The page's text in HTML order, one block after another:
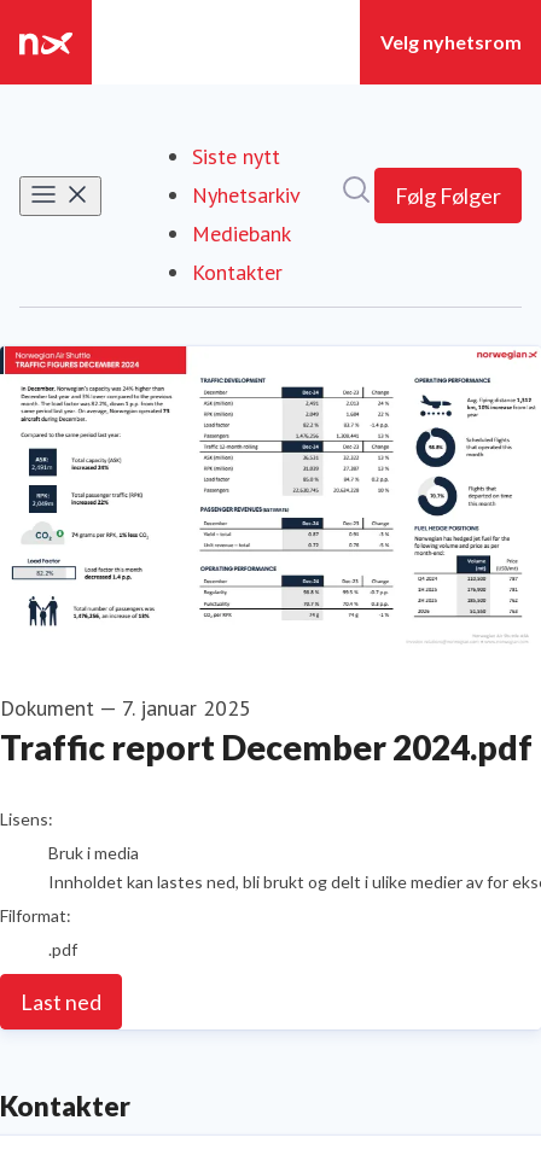
Siste nytt
Nyhetsarkiv
Mediebank
Kontakter
Følg Følger
Dokument — 7. januar 2025
Traffic report December 2024.pdf
go to media item
Lisens:
Bruk i media
Innholdet kan lastes ned, bli brukt og delt i ulike medier av for
Filformat:
.pdf
Last ned
Kontakter